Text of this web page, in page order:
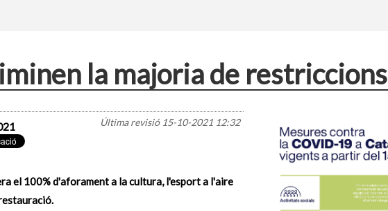
la majoria de restriccions
Última revisió 15-10-2021 12:32
el 100% d'aforament a la cultura, l'esport a l'aire